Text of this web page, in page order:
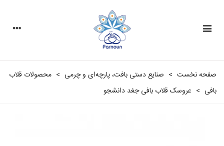
صفحه نخست > صنایع دستی بافت، پارچه‌ای و چرمی > محصولات قلاب
بافی > عروسک قلاب بافی جغد دانشجو